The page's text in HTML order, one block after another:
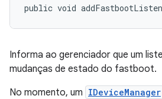
public void
Informa ao gerenciador que um
mudanças de estado do fastboot.
No momento, um IDeviceManager